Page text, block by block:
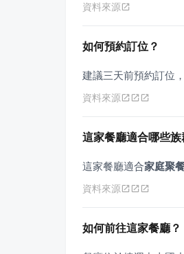
資料來源
如何預約訂位？
建議三天前預約訂位
資料來源
這家餐廳適合哪些族
這家餐廳適合家庭聚
資料來源
如何前往這家餐廳？